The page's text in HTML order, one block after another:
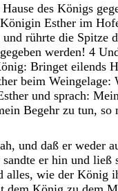
Hause des Königs
Königin Esther im
und rührte die Spitze
gegeben werden! 4
: Bringet eilends
beim Weingelage:
und sprach:
Begehr zu tun, so
, und daß er weder
sandte er hin und ließ
alles, wie der König